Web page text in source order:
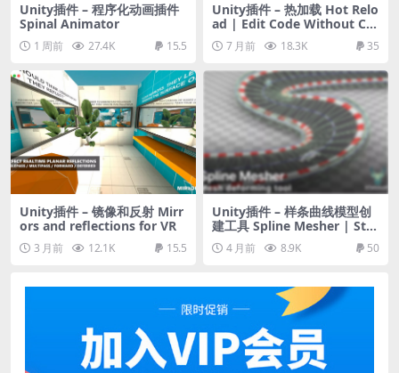
Unity插件 – 程序化动画插件
Spinal Animator
1 周前 27.4K 15.5
Unity插件 – 热加载 Hot Relo
ad | Edit Code Without Co
mpiling
7 月前 18.3K 35
Unity插件 – 镜像和反射 Mirr
ors and reflections for VR
3 月前 12.1K 15.5
Unity插件 – 样条曲线模型创
建工具 Spline Mesher | Sta
ndard
4 月前 8.9K 50